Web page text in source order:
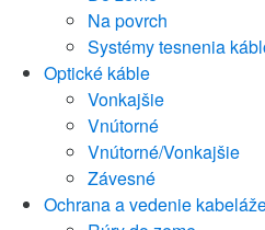
Na povrch
Systémy tesnenia
Optické káble
Vonkajšie
Vnútorné
Vnútorné/Vonkajšie
Závesné
Ochrana a vedenie